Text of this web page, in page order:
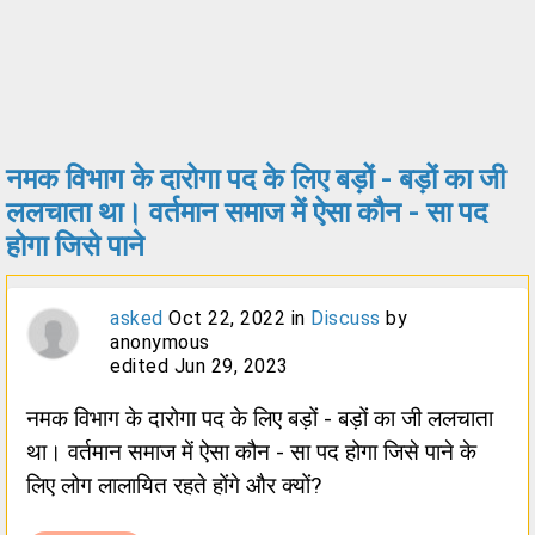
नमक विभाग के दारोगा पद के लिए बड़ों - बड़ों का जी
ललचाता था। वर्तमान समाज में ऐसा कौन - सा पद
होगा जिसे पाने
asked Oct 22, 2022 in Discuss by
anonymous
edited Jun 29, 2023
नमक विभाग के दारोगा पद के लिए बड़ों - बड़ों का जी ललचाता
था। वर्तमान समाज में ऐसा कौन - सा पद होगा जिसे पाने के
लिए लोग लालायित रहते होंगे और क्यों?